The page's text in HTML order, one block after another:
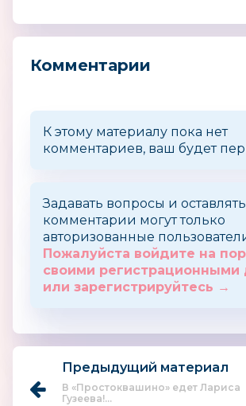
Комментарии
К этому материалу пока нет
комментариев, ваш будет
Задавать вопросы и
комментарии могут только
авторизованные
Пожалуйста войдите на
своими
или зарегистрируйтесь →
Предыдущий материал
В «Простоквашино» едет Лариса
Гузеева!...